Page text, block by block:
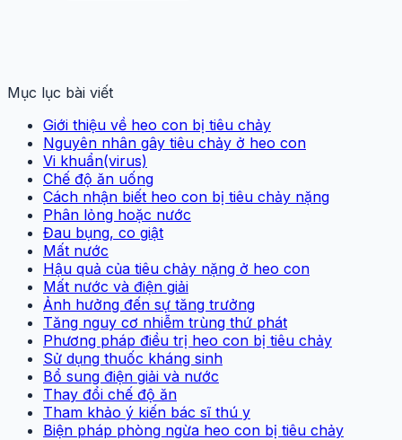
Mục lục bài viết
Giới thiệu về heo con bị tiêu chảy
Nguyên nhân gây tiêu chảy ở heo con
Vi khuẩn(virus)
Chế độ ăn uống
Cách nhận biết heo con bị tiêu chảy nặng
Phân lỏng hoặc nước
Đau bụng, co giật
Mất nước
Hậu quả của tiêu chảy nặng ở heo con
Mất nước và điện giải
Ảnh hưởng đến sự tăng trưởng
Tăng nguy cơ nhiễm trùng thứ phát
Phương pháp điều trị heo con bị tiêu chảy
Sử dụng thuốc kháng sinh
Bổ sung điện giải và nước
Thay đổi chế độ ăn
Tham khảo ý kiến bác sĩ thú y
Biện pháp phòng ngừa heo con bị tiêu chảy